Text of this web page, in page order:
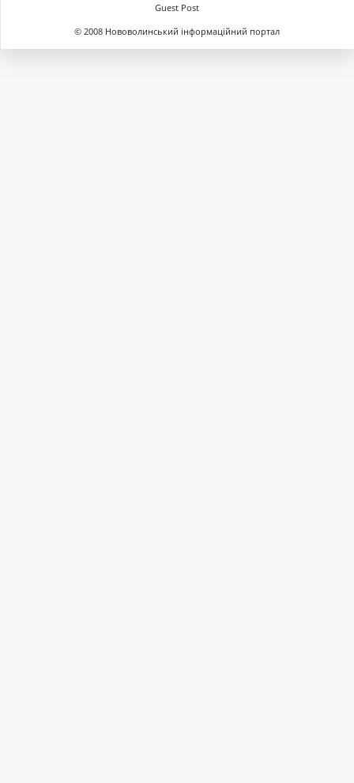
Guest Post
© 2008 Нововолинський інформаційний портал